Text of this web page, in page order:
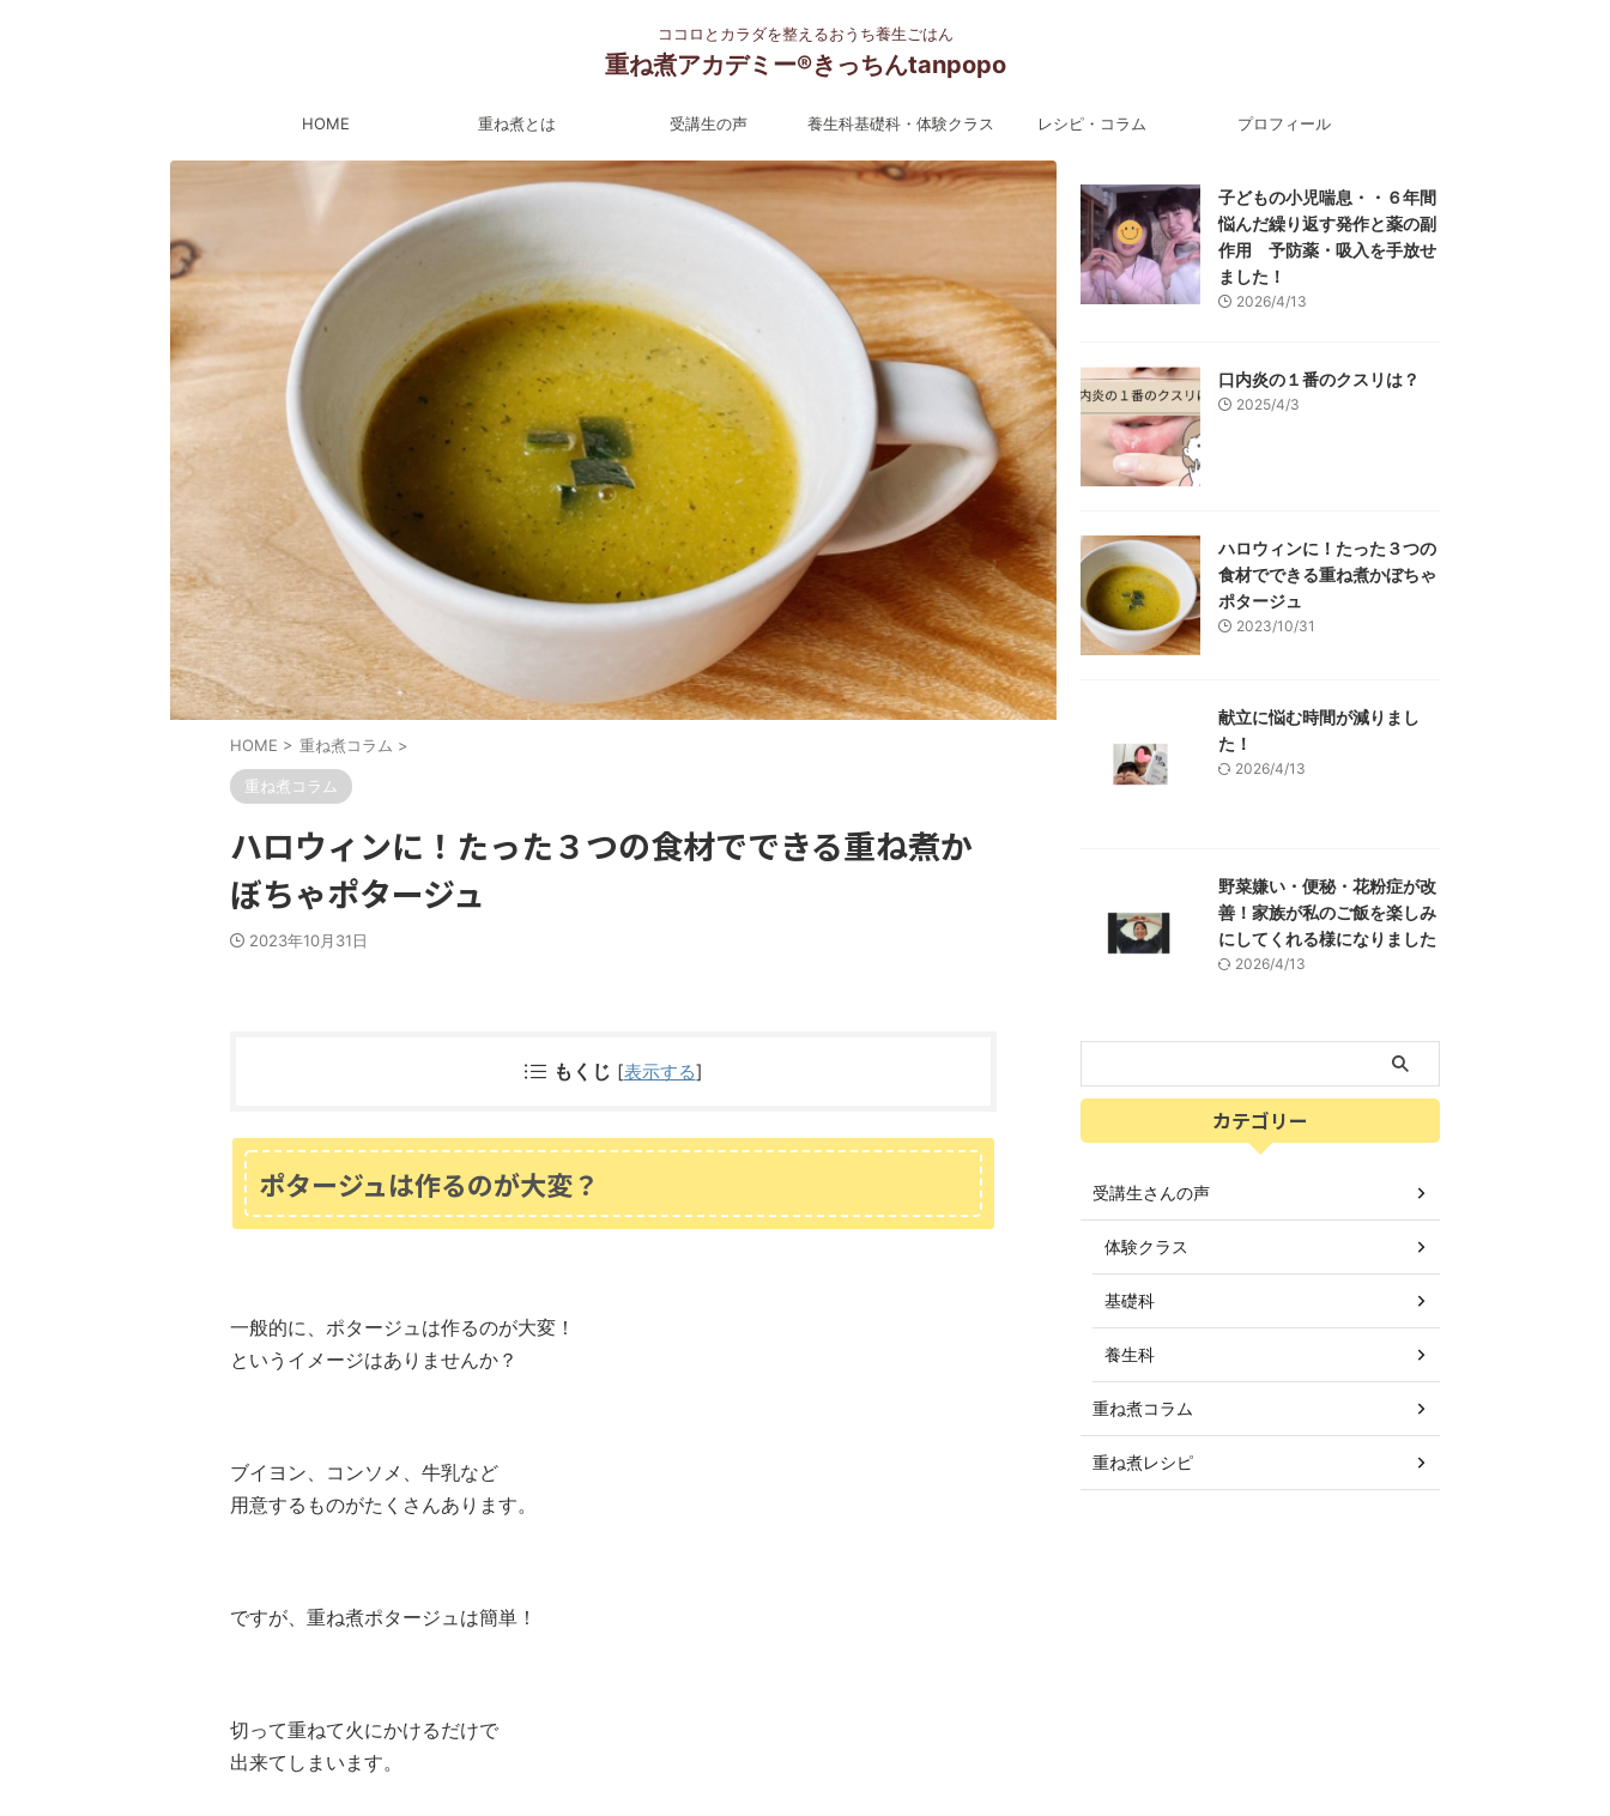
ココロとカラダを整えるおうち養生ごはん
重ね煮アカデミー®︎きっちんtanpopo
HOME 重ね煮とは 受講生の声 養生科基礎科・体験クラス レシピ・コラム プロフィール
HOME > 重ね煮コラム >
重ね煮コラム
ハロウィンに！たった３つの食材でできる重ね煮か
ぼちゃポタージュ
2023年10月31日
もくじ [表示する]
ポタージュは作るのが大変？
一般的に、ポタージュは作るのが大変！
というイメージはありませんか？
ブイヨン、コンソメ、牛乳など
用意するものがたくさんあります。
ですが、重ね煮ポタージュは簡単！
切って重ねて火にかけるだけで
出来てしまいます。
子どもの小児喘息・・６年間
悩んだ繰り返す発作と薬の副
作用 予防薬・吸入を手放せ
ました！
2026/4/13
口内炎の１番のクスリは？
2025/4/3
ハロウィンに！たった３つの
食材でできる重ね煮かぼちゃ
ポタージュ
2023/10/31
献立に悩む時間が減りまし
た！
2026/4/13
野菜嫌い・便秘・花粉症が改
善！家族が私のご飯を楽しみ
にしてくれる様になりました
2026/4/13
カテゴリー
受講生さんの声
体験クラス
基礎科
養生科
重ね煮コラム
重ね煮レシピ